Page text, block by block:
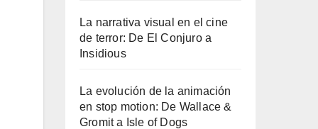
La narrativa visual en el cine
de terror: De El Conjuro a
Insidious
La evolución de la animación
en stop motion: De Wallace &
Gromit a Isle of Dogs